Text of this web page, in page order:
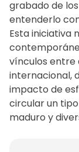
grabado de
entenderlo
Esta iniciativa
vínculos entre
internacional,
impacto de
circular un
maduro y